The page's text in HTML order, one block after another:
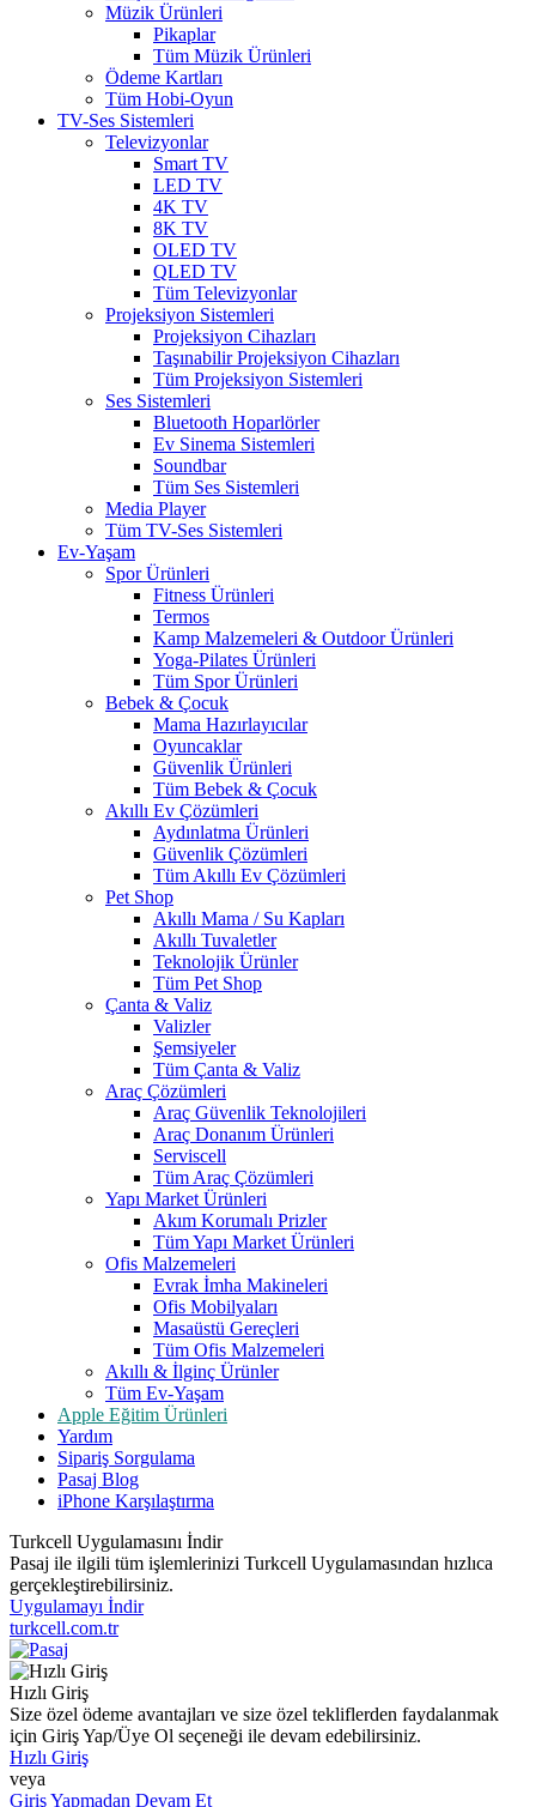
Müzik Ürünleri
Pikaplar
Tüm Müzik Ürünleri
Ödeme Kartları
Tüm Hobi-Oyun
TV-Ses Sistemleri
Televizyonlar
Smart TV
LED TV
4K TV
8K TV
OLED TV
QLED TV
Tüm Televizyonlar
Projeksiyon Sistemleri
Projeksiyon Cihazları
Taşınabilir Projeksiyon Cihazları
Tüm Projeksiyon Sistemleri
Ses Sistemleri
Bluetooth Hoparlörler
Ev Sinema Sistemleri
Soundbar
Tüm Ses Sistemleri
Media Player
Tüm TV-Ses Sistemleri
Ev-Yaşam
Spor Ürünleri
Fitness Ürünleri
Termos
Kamp Malzemeleri & Outdoor Ürünleri
Yoga-Pilates Ürünleri
Tüm Spor Ürünleri
Bebek & Çocuk
Mama Hazırlayıcılar
Oyuncaklar
Güvenlik Ürünleri
Tüm Bebek & Çocuk
Akıllı Ev Çözümleri
Aydınlatma Ürünleri
Güvenlik Çözümleri
Tüm Akıllı Ev Çözümleri
Pet Shop
Akıllı Mama / Su Kapları
Akıllı Tuvaletler
Teknolojik Ürünler
Tüm Pet Shop
Çanta & Valiz
Valizler
Şemsiyeler
Tüm Çanta & Valiz
Araç Çözümleri
Araç Güvenlik Teknolojileri
Araç Donanım Ürünleri
Serviscell
Tüm Araç Çözümleri
Yapı Market Ürünleri
Akım Korumalı Prizler
Tüm Yapı Market Ürünleri
Ofis Malzemeleri
Evrak İmha Makineleri
Ofis Mobilyaları
Masaüstü Gereçleri
Tüm Ofis Malzemeleri
Akıllı & İlginç Ürünler
Tüm Ev-Yaşam
Apple Eğitim Ürünleri
Yardım
Sipariş Sorgulama
Pasaj Blog
iPhone Karşılaştırma
Turkcell Uygulamasını İndir
Pasaj ile ilgili tüm işlemlerinizi Turkcell Uygulamasından hızlıca
gerçekleştirebilirsiniz.
Uygulamayı İndir
turkcell.com.tr
Hızlı Giriş
Size özel ödeme avantajları ve size özel tekliflerden faydalanmak
için Giriş Yap/Üye Ol seçeneği ile devam edebilirsiniz.
Hızlı Giriş
veya
Giriş Yapmadan Devam Et